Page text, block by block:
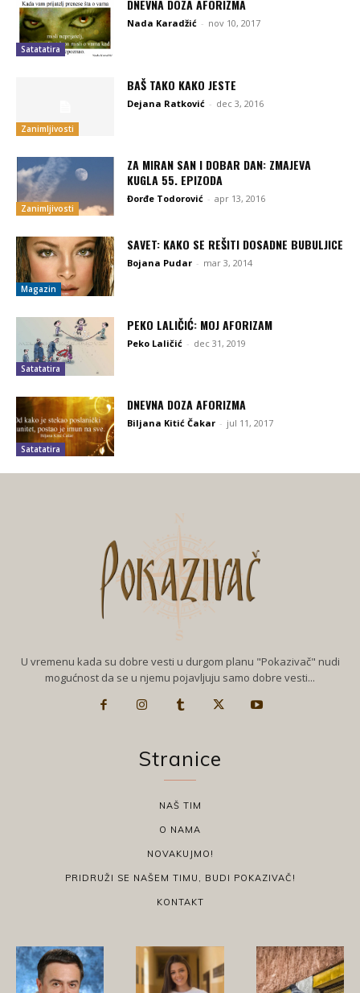
Satatatira
DNEVNA DOZA AFORIZMA
Nada Karadžić - nov 10, 2017
Zanimljivosti
BAŠ TAKO KAKO JESTE
Dejana Ratković - dec 3, 2016
Zanimljivosti
ZA MIRAN SAN I DOBAR DAN: ZMAJEVA
KUGLA 55. EPIZODA
Đorđe Todorović - apr 13, 2016
Magazin
SAVET: KAKO SE REŠITI DOSADNE BUBULJICE
Bojana Pudar - mar 3, 2014
Satatatira
PEKO LALIČIĆ: MOJ AFORIZAM
Peko Laličić - dec 31, 2019
Satatatira
DNEVNA DOZA AFORIZMA
Biljana Kitić Čakar - jul 11, 2017
U vremenu kada su dobre vesti u durgom planu "Pokazivač" nudi
mogućnost da se u njemu pojavljuju samo dobre vesti...
Stranice
NAŠ TIM
O NAMA
NOVAKUJMO!
PRIDRUŽI SE NAŠEM TIMU, BUDI POKAZIVAČ!
KONTAKT